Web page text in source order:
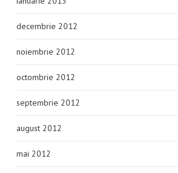
decembrie 2012
noiembrie 2012
octombrie 2012
septembrie 2012
august 2012
mai 2012